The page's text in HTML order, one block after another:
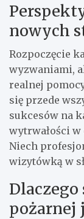
nowych
Rozpoczęcie
wyzwaniami,
realnej
się przede
sukcesów na
wytrwałości
Niech
wizytówką w
pożarnej